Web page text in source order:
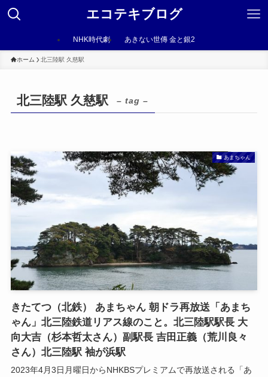
エコテキブログ
NHK時代劇 あきない世傳 金と銀2
ホーム 北三陸駅 久慈駅
北三陸駅 久慈駅 – tag –
あまちゃん
きたてつ（北鉄） あまちゃん 朝ドラ再放送「あまち
ゃん」北三陸鉄道リアス線のこと。北三陸駅駅長 大
向大吉（杉本哲太さん）副駅長 吉田正義（荒川良々
さん）北三陸駅 袖が浜駅
2023年4月3日月曜日からNHKBSプレミアムで再放送される「あ